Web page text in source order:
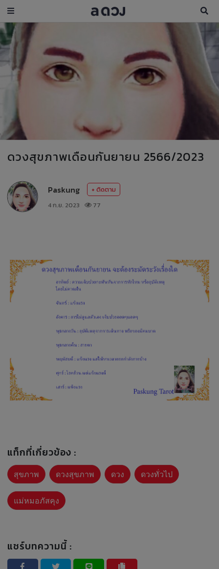
ดวงสุขภาพเดือนกันยายน 2566/2023
Paskung
+ ติดตาม
4 ก.ย. 2023
77
แท็กที่เกี่ยวข้อง :
สุขภาพ ดวงสุขภาพ ดวง ดวงทั่วไป
แม่หมอภัสคุง
แชร์บทความนี้ :